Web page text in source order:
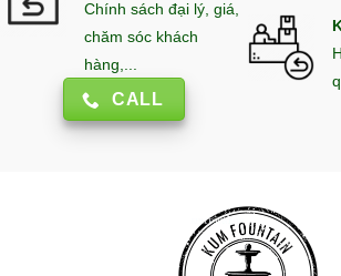
Chính sách đại lý, giá,
chăm sóc khách
hàng,...
CALL